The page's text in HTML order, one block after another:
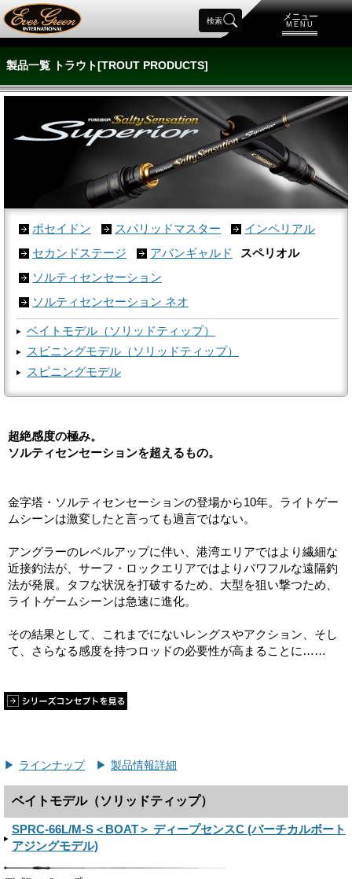
メニュー
MENU
検索
製品一覧 トラウト[TROUT PRODUCTS]
ポセイドン スパリッドマスター
インペリアル
セカンドステージ
アバンギャルド
スペリオル
ソルティセンセーション
ソルティセンセーション ネオ
ベイトモデル（ソリッドティップ）
スピニングモデル（ソリッドティップ）
スピニングモデル
超絶感度の極み。
ソルティセンセーションを超えるもの。
金字塔・ソルティセンセーションの登場から10年。ライトゲー
ムシーンは激変したと言っても過言ではない。
アングラーのレベルアップに伴い、港湾エリアではより繊細な
近接釣法が、サーフ・ロックエリアではよりパワフルな遠隔釣
法が発展。タフな状況を打破するため、大型を狙い撃つため、
ライトゲームシーンは急速に進化。
その結果として、これまでにないレングスやアクション、そし
て、さらなる感度を持つロッドの必要性が高まることに……
ラインナップ 製品情報詳細
ベイトモデル（ソリッドティップ）
SPRC-66L/M-S＜BOAT＞ ディープセンスC (バーチカルボート
アジングモデル)